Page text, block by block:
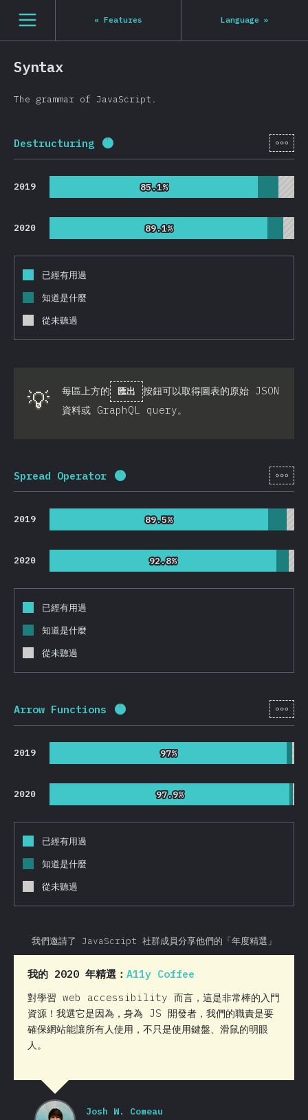
[zh-Hant] general.open_nav
« Features Language »
Syntax
The grammar of JavaScript.
Destructuring 完成百分比： [zh-
2019 85.1%
85.1%
2020 89.1%
89.1%
已經有用過
知道是什麼
從未聽過
💡 每區上方的 匯出
按鈕可以取得圖表的原始 JSON
資料或 GraphQL query。
Spread Operator 完成百分比： [zh-
2019 89.5%
89.5%
2020 92.8%
92.8%
已經有用過
知道是什麼
從未聽過
Arrow Functions 完成百分比： [zh-
2019 97%
97%
2020 97.9%
97.9%
已經有用過
知道是什麼
從未聽過
我們邀請了 JavaScript 社群成員分享他們的「年度精選」
我的 2020 年精選： A11y Coffee
對學習 web accessibility 而言，這是非常棒的入門
資源！我選它是因為，身為 JS 開發者，我們的職責是要
確保網站能讓所有人使用，不只是使用鍵盤、滑鼠的明眼
人。
Josh W. Comeau